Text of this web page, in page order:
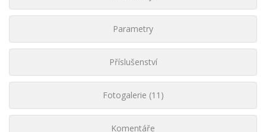
Parametry
Příslušenství
Fotogalerie (11)
Komentáře